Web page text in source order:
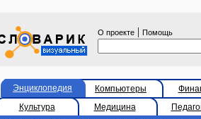
О проекте | Помощь
Энциклопедия Компьютеры
Культура
Медицина